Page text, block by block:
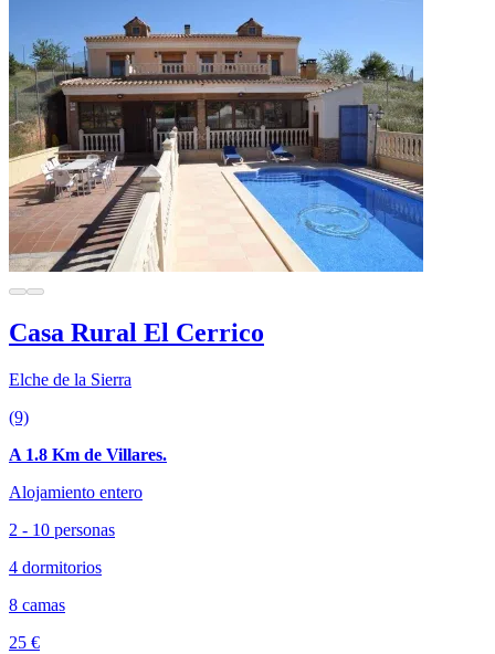
Casa Rural El Cerrico
Elche de la Sierra
(9)
A 1.8 Km de Villares.
Alojamiento entero
2 - 10 personas
4 dormitorios
8 camas
25 €